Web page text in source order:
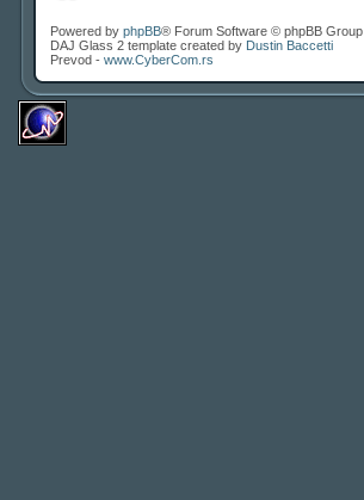
Powered by phpBB® Forum Software © phpBB Group
DAJ Glass 2 template created by Dustin Baccetti
Prevod - www.CyberCom.rs